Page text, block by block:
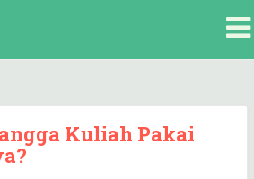
Kuliah Pakai